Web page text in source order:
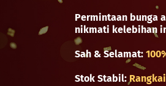
Permintaan bunga
nikmati kelebihan
Sah & Selamat:
Stok Stabil: